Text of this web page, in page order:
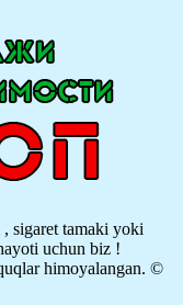
sigaret tamaki yoki
uchun biz !
himoyalangan. ©